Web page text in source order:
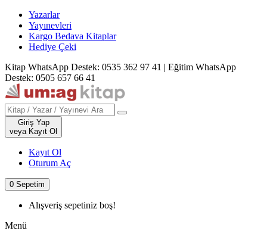
Yazarlar
Yayınevleri
Kargo Bedava Kitaplar
Hediye Çeki
Kitap WhatsApp Destek: 0535 362 97 41 | Eğitim WhatsApp
Destek: 0505 657 66 41
Giriş Yap
veya Kayıt Ol
Kayıt Ol
Oturum Aç
0 Sepetim
Alışveriş sepetiniz boş!
Menü